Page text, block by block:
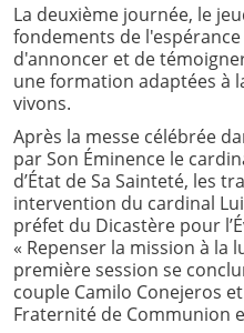
La deuxième journée, le
fondements de
d'annoncer et de
une formation adaptées à
vivons.
Après la messe célébrée
par Son Éminence le
d’État de Sa Sainteté, les
intervention du cardinal
préfet du Dicastère pour
« Repenser la mission à la
première session se
couple Camilo Conejeros
Fraternité de Communion